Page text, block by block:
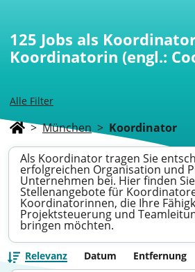
Alle Filter
125 Jobs als
Koordinatorin (engl.:
> München > Koordinator
Als Koordinator tragen Sie
erfolgreichen Organisation und
Unternehmen bei. Hier finden
Stellenangebote für
Koordinatorinnen, die Ihre
Projektsteuerung und
bringen möchten.
Relevanz Datum Entfernung